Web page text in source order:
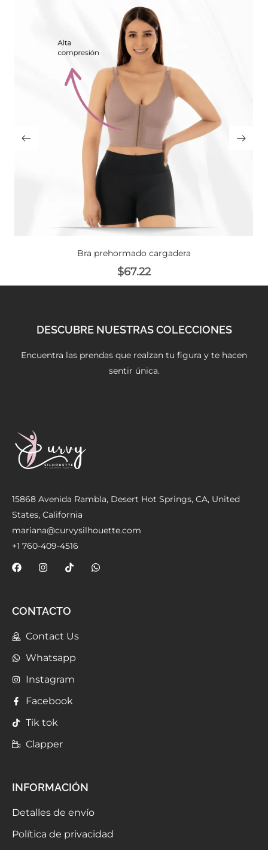
Bra prehormado cargadera
$67.22
DESCUBRE NUESTRAS COLECCIONES
Encuentra las prendas que realzan tu figura y te hacen
sentir única.
15868 Avenida Rambla, Desert Hot Springs, CA, United
States, California
mariana@curvysilhouette.com
+1 760-409-4516
CONTACTO
Contact Us
Whatsapp
Instagram
Facebook
Tik tok
Clapper
INFORMACIÓN
Detalles de envío
Política de privacidad